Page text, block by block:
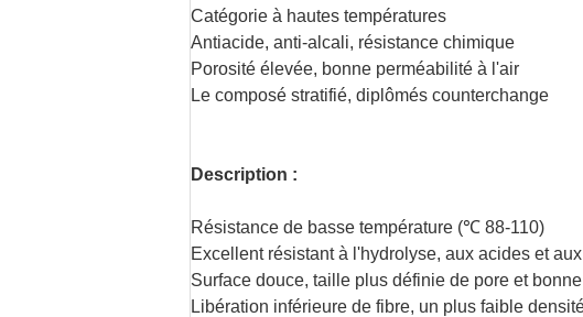
Catégorie à hautes températures
Antiacide, anti-alcali, résistance chimique
Porosité élevée, bonne perméabilité à l'air
Le composé stratifié, diplômés counterchange
Description :
Résistance de basse température (℃ 88-110)
Excellent résistant à l'hydrolyse, aux acides et
Surface douce, taille plus définie de pore et
Libération inférieure de fibre, un plus faible